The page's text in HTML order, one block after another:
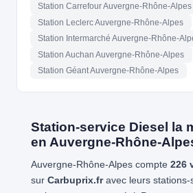
Station Carrefour Auvergne-Rhône-Alpes
Station Leclerc Auvergne-Rhône-Alpes
Station Intermarché Auvergne-Rhône-
Station Auchan Auvergne-Rhône-Alpes
Station Géant Auvergne-Rhône-Alpes
Station-service Diesel la
en Auvergne-Rhône-
Auvergne-Rhône-Alpes compte 226
sur Carbuprix.fravec leurs stations-